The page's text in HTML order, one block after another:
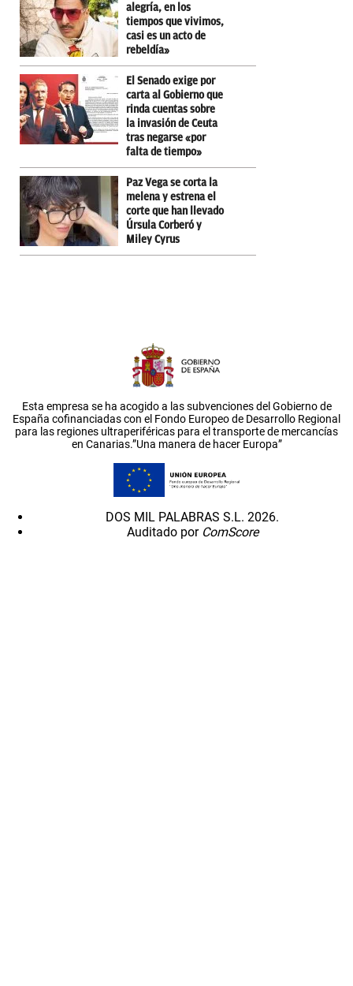
alegría, en los
tiempos que vivimos,
casi es un acto de
rebeldía»
El Senado exige por
carta al Gobierno que
rinda cuentas sobre
la invasión de Ceuta
tras negarse «por
falta de tiempo»
Paz Vega se corta la
melena y estrena el
corte que han llevado
Úrsula Corberó y
Miley Cyrus
Esta empresa se ha acogido a las subvenciones del Gobierno de
España cofinanciadas con el Fondo Europeo de Desarrollo Regional
para las regiones ultraperiféricas para el transporte de mercancías
en Canarias.”Una manera de hacer Europa”
DOS MIL PALABRAS S.L. 2026.
Auditado por ComScore